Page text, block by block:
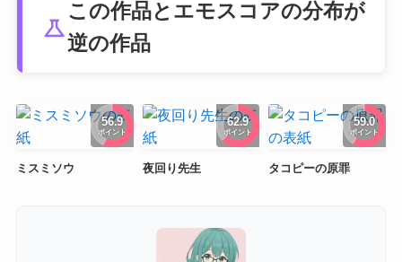
science
この作品とエモスコアの分布が
逆の作品
56.9
ポイント
ミスミソウ
62.9
ポイント
夜回り先生
59.0
ポイント
タコピーの原罪